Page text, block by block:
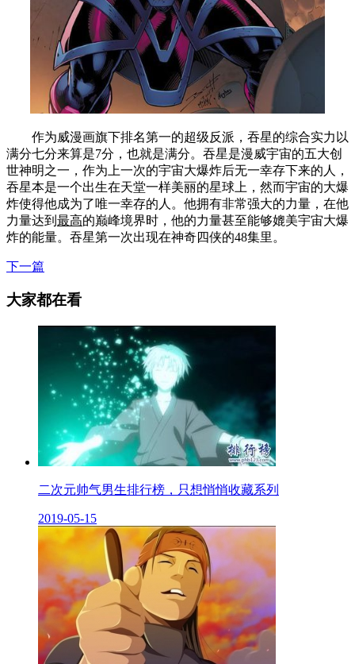
作为威漫画旗下排名第一的超级反派，吞星的综合实力以
满分七分来算是7分，也就是满分。吞星是漫威宇宙的五大创
世神明之一，作为上一次的宇宙大爆炸后无一幸存下来的人，
吞星本是一个出生在天堂一样美丽的星球上，然而宇宙的大爆
炸使得他成为了唯一幸存的人。他拥有非常强大的力量，在他
力量达到 最高的巅峰境界时，他的力量甚至能够媲美宇宙大爆
炸的能量。吞星第一次出现在神奇四侠的48集里。
下一篇
大家都在看
二次元帅气男生排行榜，只想悄悄收藏系列
2019-05-15